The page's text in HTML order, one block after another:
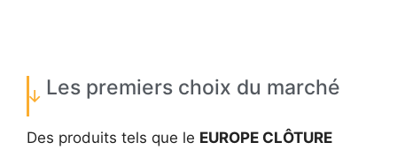
Les premiers choix du marché
Des produits tels que le EUROPE CLÔTURE